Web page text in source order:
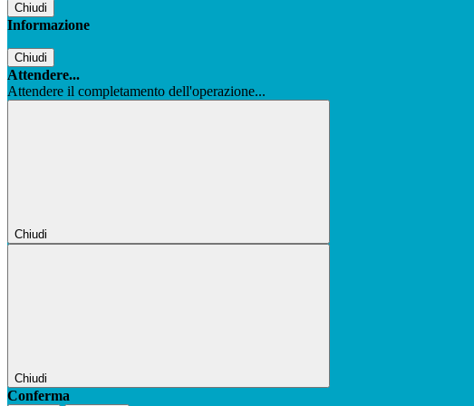
Chiudi
Informazione
Chiudi
Attendere...
Attendere il completamento dell'operazione...
Chiudi
Chiudi
Conferma